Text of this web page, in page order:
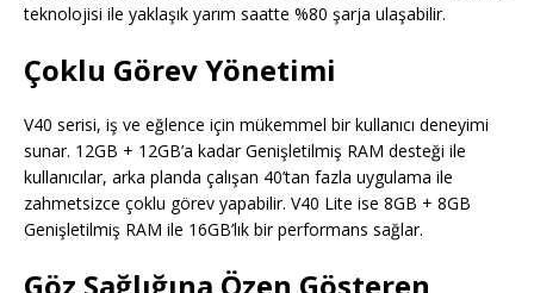
teknolojisi ile yaklaşık yarım saatte %80 şarja ulaşabilir.
Çoklu Görev Yönetimi
V40 serisi, iş ve eğlence için mükemmel bir kullanıcı deneyimi
sunar. 12GB + 12GB’a kadar Genişletilmiş RAM desteği ile
kullanıcılar, arka planda çalışan 40’tan fazla uygulama ile
zahmetsizce çoklu görev yapabilir. V40 Lite ise 8GB + 8GB
Genişletilmiş RAM ile 16GB’lık bir performans sağlar.
Göz Sağlığına Özen Gösteren